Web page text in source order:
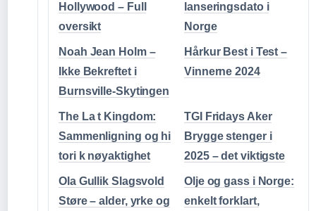
Hollywood – Full
oversikt
lanseringsdato i
Norge
Noah Jean Holm –
Ikke Bekreftet i
Burnsville-Skytingen
Hårkur Best i Test –
Vinnerne 2024
The La t Kingdom:
Sammenligning og hi
tori k nøyaktighet
TGI Fridays Aker
Brygge stenger i
2025 – det viktigste
Ola Gullik Slagsvold
Støre – alder, yrke og
Olje og gass i Norge:
enkelt forklart,